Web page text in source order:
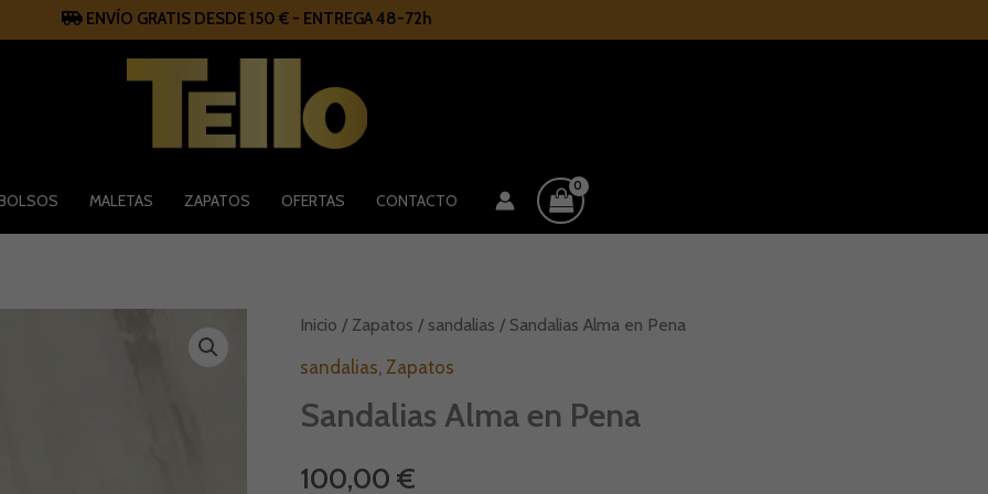
ENVÍO GRATIS DESDE 150 € - ENTREGA 48-72h
MALETAS ZAPATOS OFERTAS CONTACTO
Inicio / Zapatos / sandalias / Sandalias Alma en Pena
sandalias Zapatos
Sandalias Alma en Pena
100,00 €
Sandalias
en
cantidad